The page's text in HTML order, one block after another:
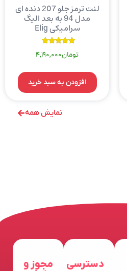
نمایش همه
لنت ترمز جلو 207 دنده ای
مدل 94 به بعد الیگ
سرامیکی Elig
5.00تومان4,190,000
افزودن به سبد خرید
دسترسی مجوز و